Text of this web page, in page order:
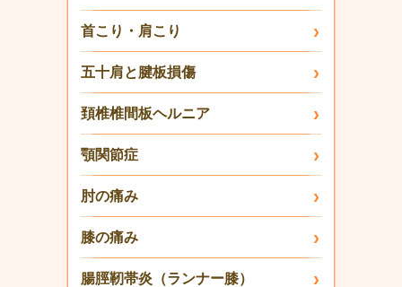
首こり・肩こり
五十肩と腱板損傷
頚椎椎間板ヘルニア
顎関節症
肘の痛み
膝の痛み
腸脛靭帯炎（ランナー膝）